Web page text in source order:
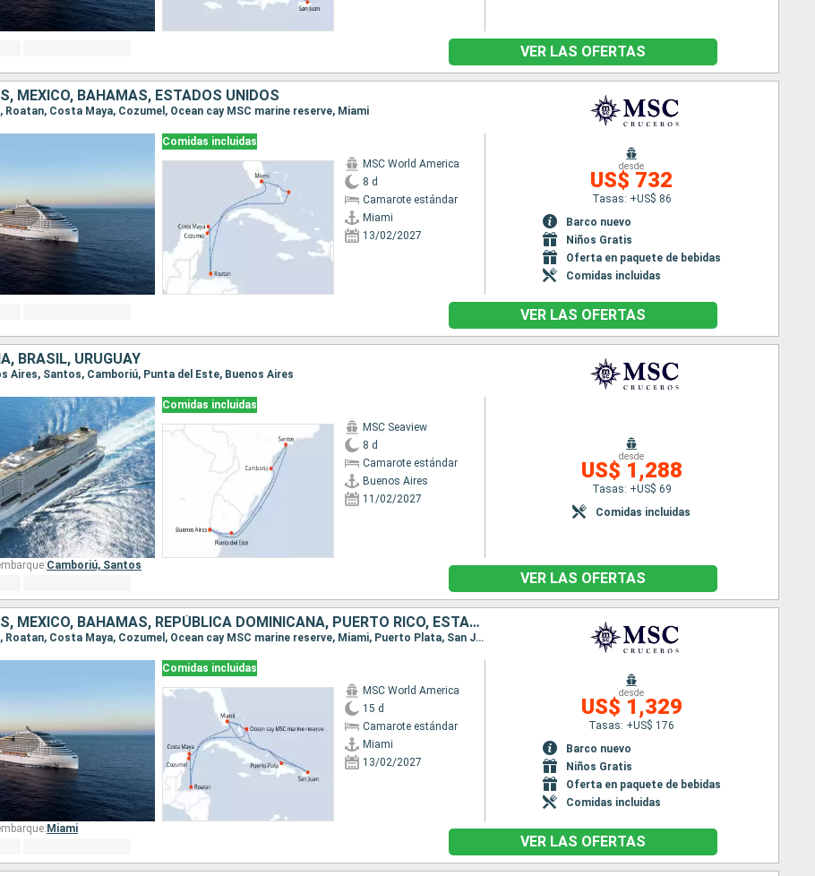
VER LAS OFERTAS
MÉXICO, BAHAMAS, ESTADOS UNIDOS
Roatan, Costa Maya, Cozumel, Ocean cay MSC marine reserve, Miami
Comidas incluidas
MSC World America
8 d
Camarote estándar
Miami
13/02/2027
desde
US$ 732
Tasas: +US$ 86
Barco nuevo
Niños Gratis
Oferta en paquete de bebidas
Comidas incluidas
VER LAS OFERTAS
BRASIL, URUGUAY
Aires, Santos, Camboriú, Punta del Este, Buenos Aires
Comidas incluidas
MSC Seaview
8 d
Camarote estándar
Buenos Aires
11/02/2027
desde
US$ 1,288
Tasas: +US$ 69
Comidas incluidas
Camboriú, Santos
VER LAS OFERTAS
HONDURAS, MÉXICO, BAHAMAS, REPÚBLICA DOMINICANA, PUERTO RICO, ESTADOS UNIDOS
Itinerario : Miami, Roatan, Costa Maya, Cozumel, Ocean cay MSC marine reserve, Miami, Puerto Plata, San Juan, Ocean cay MSC marine reserve, Miami
Comidas incluidas
MSC World America
15 d
Camarote estándar
Miami
13/02/2027
desde
US$ 1,329
Tasas: +US$ 176
Barco nuevo
Niños Gratis
Oferta en paquete de bebidas
Comidas incluidas
Miami
VER LAS OFERTAS